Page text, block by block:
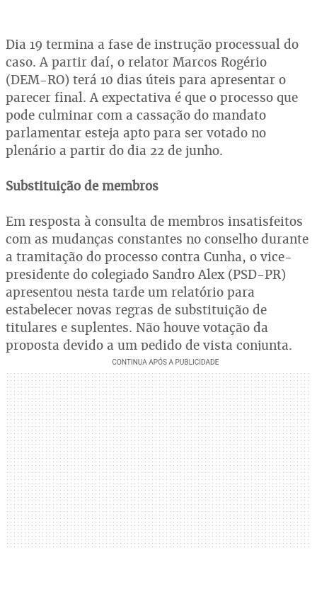
Dia 19 termina a fase de instrução processual do
caso. A partir daí, o relator Marcos Rogério
(DEM-RO) terá 10 dias úteis para apresentar o
parecer final. A expectativa é que o processo que
pode culminar com a cassação do mandato
parlamentar esteja apto para ser votado no
plenário a partir do dia 22 de junho.
Substituição de membros
Em resposta à consulta de membros insatisfeitos
com as mudanças constantes no conselho durante
a tramitação do processo contra Cunha, o vice-
presidente do colegiado Sandro Alex (PSD-PR)
apresentou nesta tarde um relatório para
estabelecer novas regras de substituição de
titulares e suplentes. Não houve votação da
proposta devido a um pedido de vista conjunta.